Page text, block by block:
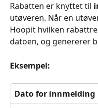
Rabatten er knyttet til
utøveren. Når en
Hoopit hvilken
datoen, og genererer
Eksempel:
Dato for innmelding